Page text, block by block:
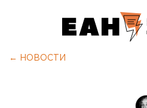
← НОВОСТИ